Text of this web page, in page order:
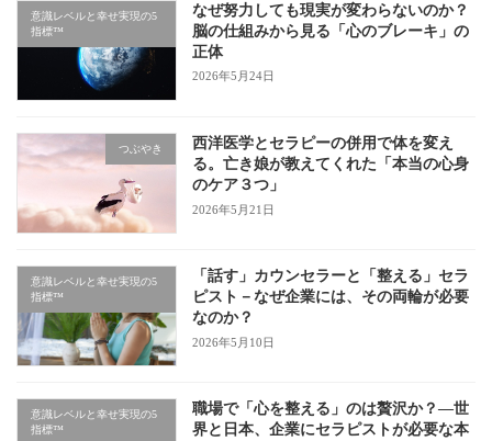
意識レベルと幸せ実現の5
指標™
なぜ努力しても現実が変わらないのか？
脳の仕組みから見る「心のブレーキ」の
正体
2026年5月24日
つぶやき
西洋医学とセラピーの併用で体を変え
る。亡き娘が教えてくれた「本当の心身
のケア３つ」
2026年5月21日
意識レベルと幸せ実現の5
指標™
「話す」カウンセラーと「整える」セラ
ピスト－なぜ企業には、その両輪が必要
なのか？
2026年5月10日
意識レベルと幸せ実現の5
指標™
職場で「心を整える」のは贅沢か？—世
界と日本、企業にセラピストが必要な本